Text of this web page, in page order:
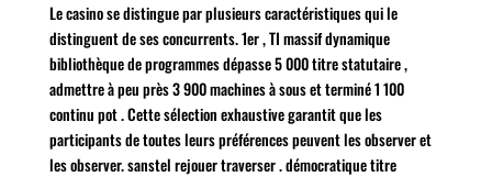
Le casino se distingue par plusieurs caractéristiques qui le
distinguent de ses concurrents. 1er , TI massif dynamique
bibliothèque de programmes dépasse 5 000 titre statutaire ,
admettre à peu près 3 900 machines à sous et terminé 1 100
continu pot . Cette sélection exhaustive garantit que les
participants de toutes leurs préférences peuvent les observer et
les observer. sanstel rejouer traverser . démocratique titre